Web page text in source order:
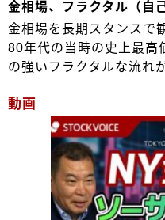
金相場、フラクタル（自
金相場を長期スタンスで
80年代の当時の史上最高
の強いフラクタルな流れ
動画